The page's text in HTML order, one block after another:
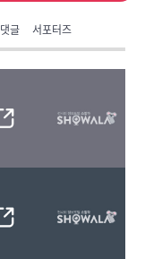
댓글 서포터즈